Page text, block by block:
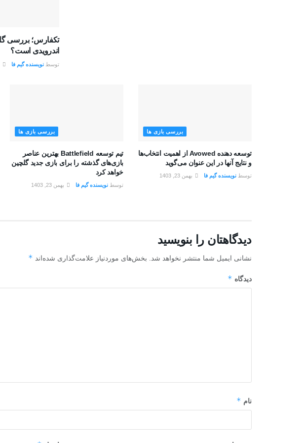
اندرویدی است؟
توسط نویسنده گیم فا
بررسی بازی ها
توسعه دهنده Avowed از اهمیت انتخاب‌ها
و نتایج آنها در این عنوان می‌گوید
توسط نویسنده گیم فا بهمن 23, 1403
بررسی بازی ها
تیم توسعه Battlefield بهترین عناصر
بازی‌های گذشته را برای بازی جدید گلچین
خواهد کرد
توسط نویسنده گیم فا بهمن 23, 1403
دیدگاهتان را بنویسید
نشانی ایمیل شما منتشر نخواهد شد. بخش‌های موردنیاز علامت‌گذاری شده‌اند *
دیدگاه *
نام *